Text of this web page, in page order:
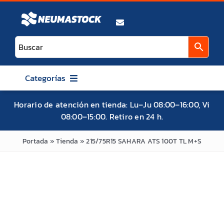
Saltar
contenido
Categorías
AUTO
CAMIONETA / SUV / 4X4
ATV / UTV / SXS
Horario de atención en tienda: Lu–Ju 08:00–16:00, Vi
08:00–15:00. Retiro en 24 h.
Portada »Tienda »215/75R15 SAHARA ATS 100T TL M+S